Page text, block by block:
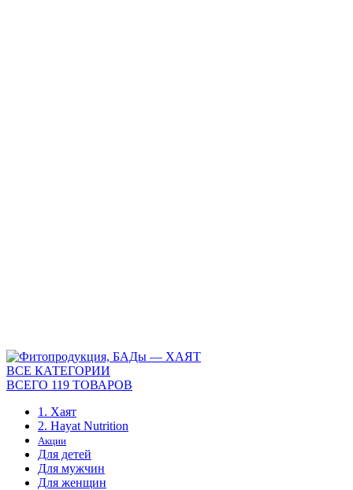
ВСЕ КАТЕГОРИИ
ВСЕГО 119 ТОВАРОВ
1. Хаят
2. Hayat Nutrition
Акции
Для детей
Для мужчин
Для женщин